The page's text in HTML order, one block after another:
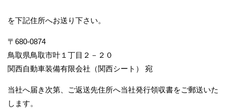
を下記住所へお送り下さい。
〒680-0874
鳥取県鳥取市叶１丁目２－２０
関西自動車装備有限会社（関西シート） 宛
当社へ届き次第、ご返送先住所へ当社発行領収書をご郵送いた
します。